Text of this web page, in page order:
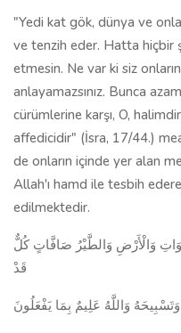
"Yedi kat gök, dünya ve
ve tenzih eder. Hatta hiçbir
etmesin. Ne var ki siz
anlayamazsınız. Bunca
cürümlerine karşı, O,
affedicidir" (İsra, 17/44.)
de onların içinde yer alan
Allah'ı hamd ile tesbih
edilmektedir.
وَالْأَرْضِ وَالطَّيْرُ صَافَّاتٍ كُلٌّ
قَدْ
وَاللَّهُ عَلِيمٌ بِمَا يَفْعَلُونَ